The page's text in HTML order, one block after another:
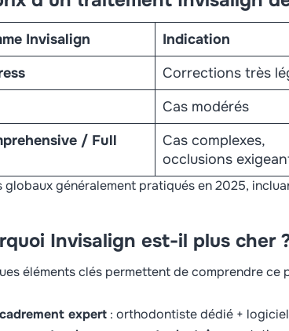
Invisalign Indication
Corrections très
Cas modérés
/ Full
Cas complexes,
occlusions
globaux généralement pratiqués en 2025,
Invisalign est-il plus cher
éléments clés permettent de comprendre ce
expert : orthodontiste dédié +